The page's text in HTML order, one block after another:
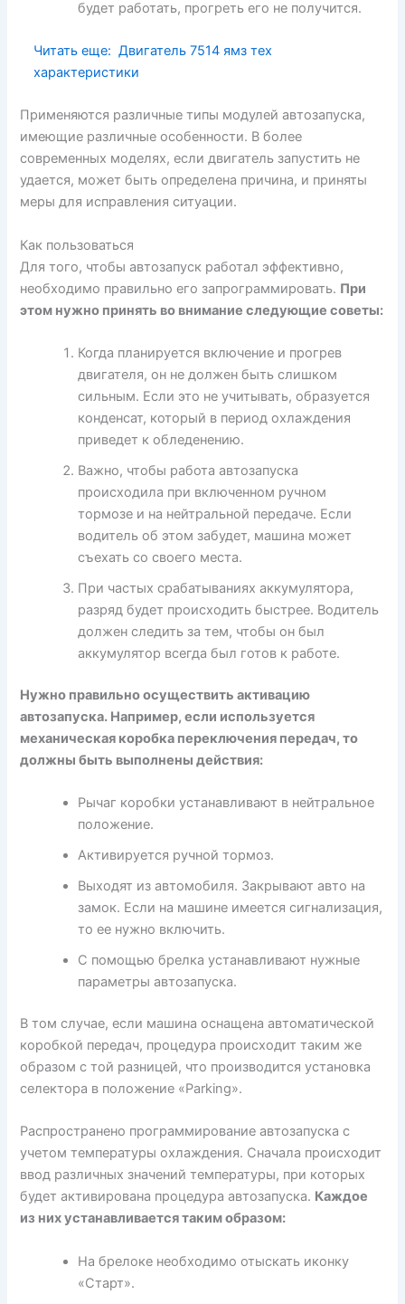
будет работать, прогреть его не получится.
Читать еще: Двигатель 7514 ямз тех
характеристики
Применяются различные типы модулей автозапуска,
имеющие различные особенности. В более
современных моделях, если двигатель запустить не
удается, может быть определена причина, и приняты
меры для исправления ситуации.
Как пользоваться
Для того, чтобы автозапуск работал эффективно,
необходимо правильно его запрограммировать. При
этом нужно принять во внимание следующие советы:
Когда планируется включение и прогрев
двигателя, он не должен быть слишком
сильным. Если это не учитывать, образуется
конденсат, который в период охлаждения
приведет к обледенению.
Важно, чтобы работа автозапуска
происходила при включенном ручном
тормозе и на нейтральной передаче. Если
водитель об этом забудет, машина может
съехать со своего места.
При частых срабатываниях аккумулятора,
разряд будет происходить быстрее. Водитель
должен следить за тем, чтобы он был
аккумулятор всегда был готов к работе.
Нужно правильно осуществить активацию
автозапуска. Например, если используется
механическая коробка переключения передач, то
должны быть выполнены действия:
Рычаг коробки устанавливают в нейтральное
положение.
Активируется ручной тормоз.
Выходят из автомобиля. Закрывают авто на
замок. Если на машине имеется сигнализация,
то ее нужно включить.
С помощью брелка устанавливают нужные
параметры автозапуска.
В том случае, если машина оснащена автоматической
коробкой передач, процедура происходит таким же
образом с той разницей, что производится установка
селектора в положение «Parking».
Распространено программирование автозапуска с
учетом температуры охлаждения. Сначала происходит
ввод различных значений температуры, при которых
будет активирована процедура автозапуска. Каждое
из них устанавливается таким образом:
На брелоке необходимо отыскать иконку
«Старт».